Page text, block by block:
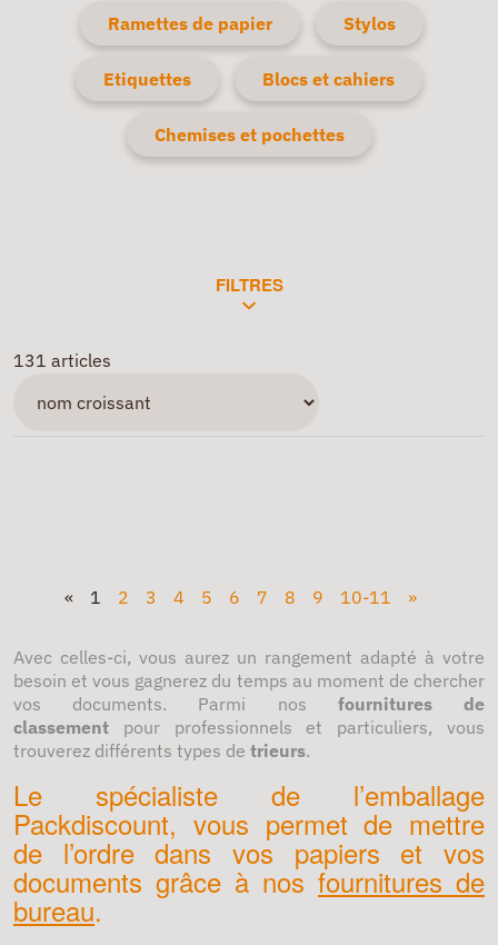
Ramettes de papier Stylos
Etiquettes Blocs et cahiers
Chemises et pochettes
FILTRES
131 articles
« 1 2 3 4 5 6 7 8 9 10-11 »
Avec celles-ci, vous aurez un rangement adapté à votre
besoin et vous gagnerez du temps au moment de chercher
vos documents. Parmi nos fournitures de
classement pour professionnels et particuliers, vous
trouverez différents types de trieurs.
Le spécialiste de l’emballage
Packdiscount, vous permet de mettre
de l’ordre dans vos papiers et vos
documents grâce à nos fournitures de
bureau.